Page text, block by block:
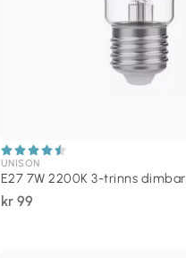
UNISON
E27 7W 2200K 3-trinns dimbar
kr 99